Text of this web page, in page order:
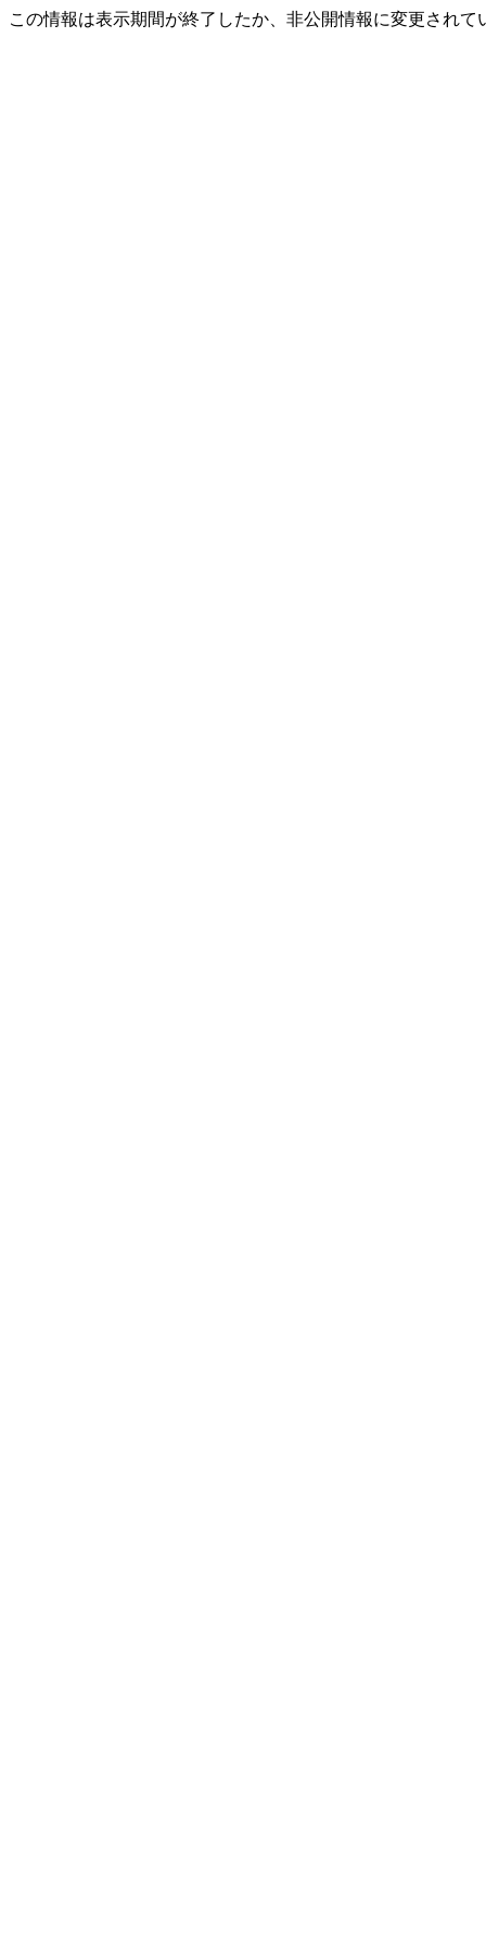
この情報は表示期間が終了したか、非公開情報に変更されて